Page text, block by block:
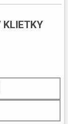
KLIETKY